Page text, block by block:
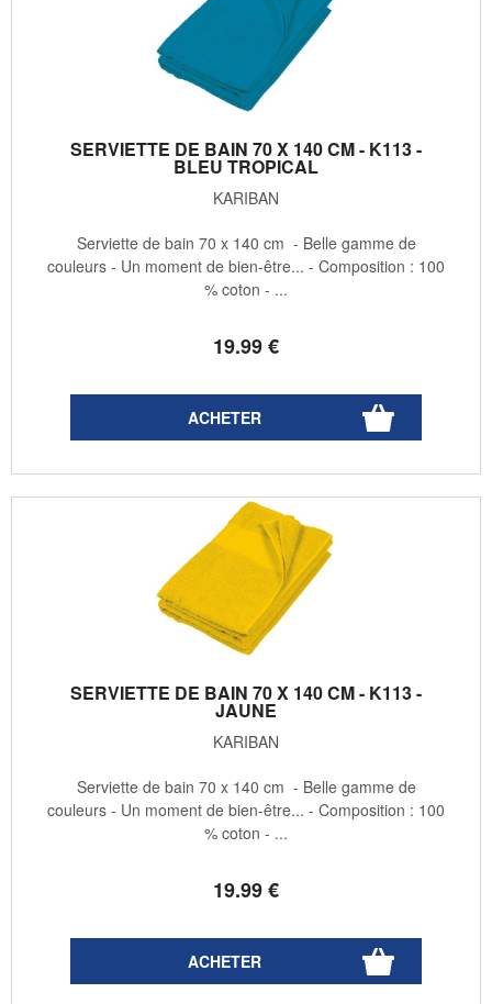
SERVIETTE DE BAIN 70 X 140 CM - K113 -
BLEU TROPICAL
KARIBAN
19.99€
Serviette de bain 70 x 140 cm - Belle gamme de
couleurs - Un moment de bien-être... - Composition : 100
% coton - ...
SERVIETTE DE BAIN 70 X 140 CM - K113 -
JAUNE
KARIBAN
19.99€
Serviette de bain 70 x 140 cm - Belle gamme de
couleurs - Un moment de bien-être... - Composition : 100
% coton - ...